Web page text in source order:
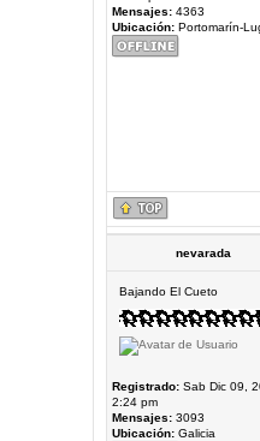
Mensajes:4363
Ubicación:Portomarín-
nevarada
Bajando El Cueto
Registrado:Sab Dic 09,
2:24 pm
Mensajes:3093
Ubicación:Galicia